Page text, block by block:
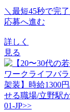
＼最短45秒で完
応募へ進む
詳しく
見る